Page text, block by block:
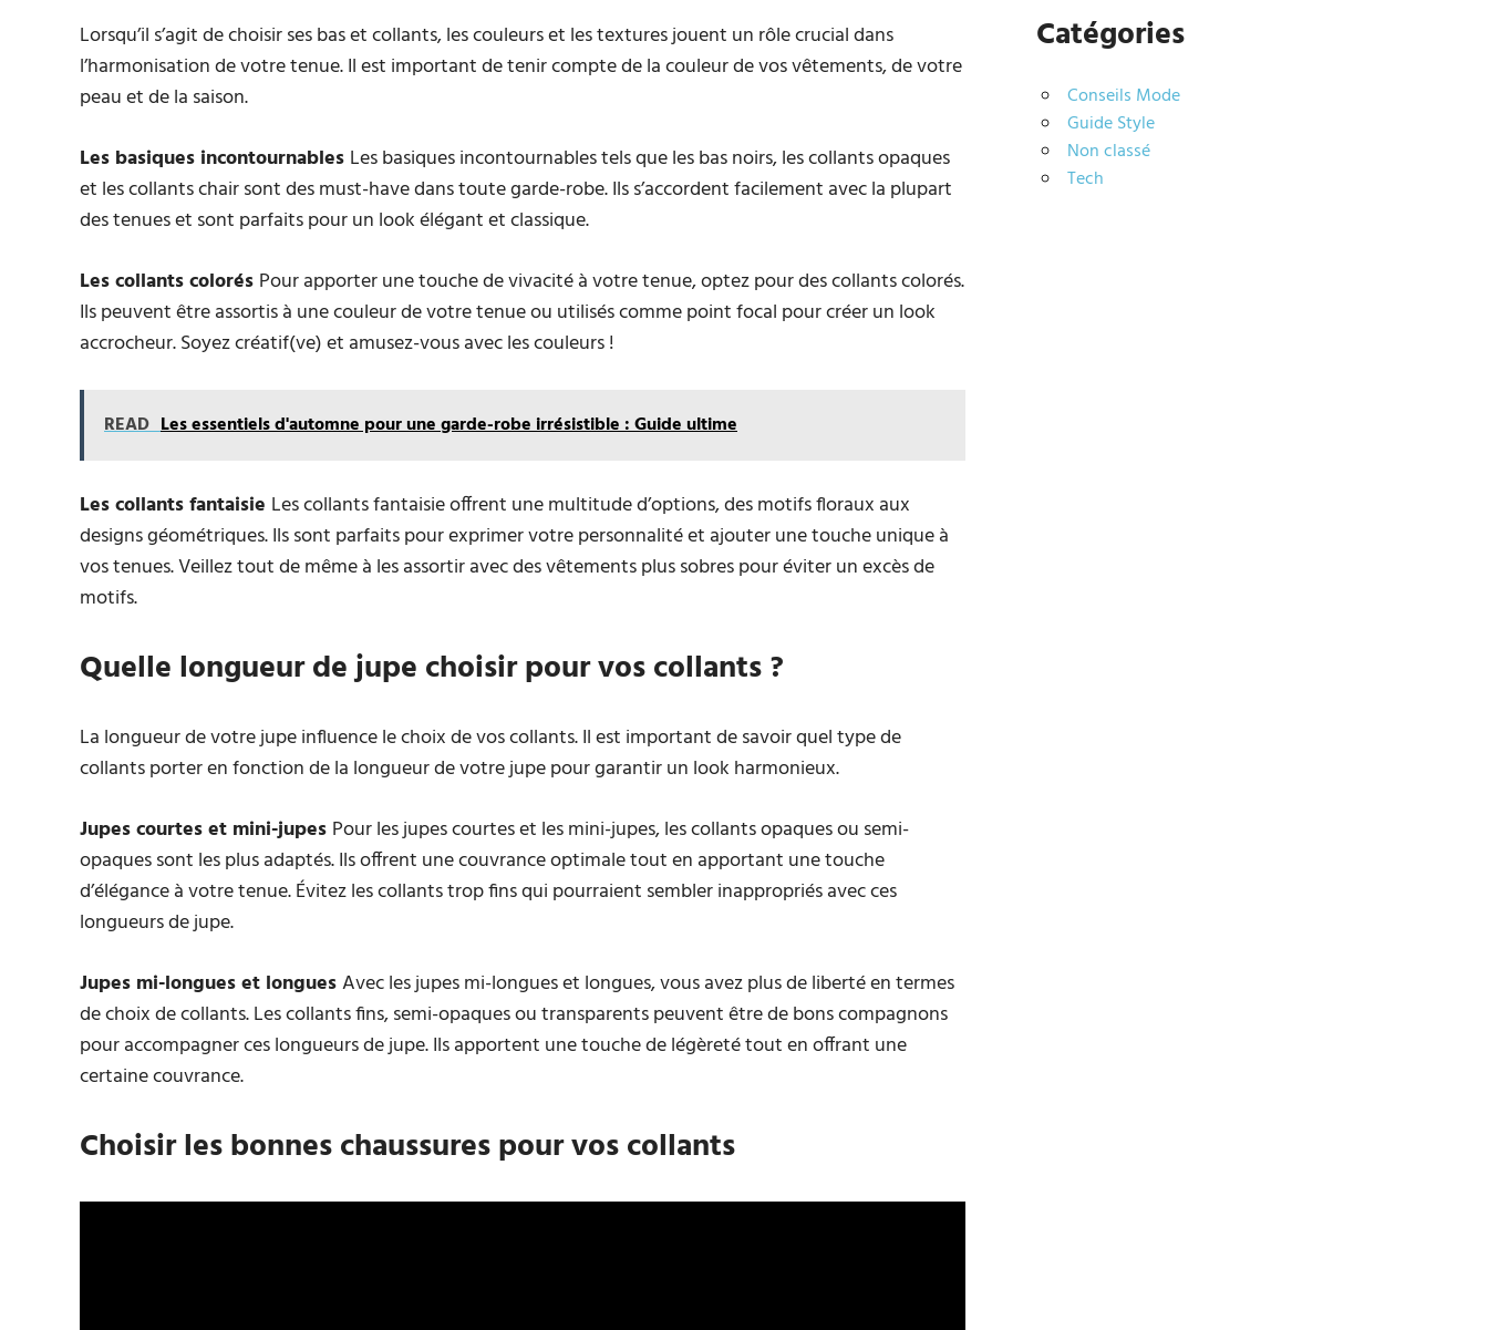
Lorsqu’il s’agit de choisir ses bas et collants, les couleurs et les textures jouent un rôle crucial dans
l’harmonisation de votre tenue. Il est important de tenir compte de la couleur de vos vêtements, de votre
peau et de la saison.
Les basiques incontournables Les basiques incontournables tels que les bas noirs, les collants opaques
et les collants chair sont des must-have dans toute garde-robe. Ils s’accordent facilement avec la plupart
des tenues et sont parfaits pour un look élégant et classique.
Les collants colorés Pour apporter une touche de vivacité à votre tenue, optez pour des collants colorés.
Ils peuvent être assortis à une couleur de votre tenue ou utilisés comme point focal pour créer un look
accrocheur. Soyez créatif(ve) et amusez-vous avec les couleurs !
READ Les essentiels d'automne pour une garde-robe irrésistible : Guide ultime
Les collants fantaisie Les collants fantaisie offrent une multitude d’options, des motifs floraux aux
designs géométriques. Ils sont parfaits pour exprimer votre personnalité et ajouter une touche unique à
vos tenues. Veillez tout de même à les assortir avec des vêtements plus sobres pour éviter un excès de
motifs.
Quelle longueur de jupe choisir pour vos collants ?
La longueur de votre jupe influence le choix de vos collants. Il est important de savoir quel type de
collants porter en fonction de la longueur de votre jupe pour garantir un look harmonieux.
Jupes courtes et mini-jupes Pour les jupes courtes et les mini-jupes, les collants opaques ou semi-
opaques sont les plus adaptés. Ils offrent une couvrance optimale tout en apportant une touche
d’élégance à votre tenue. Évitez les collants trop fins qui pourraient sembler inappropriés avec ces
longueurs de jupe.
Jupes mi-longues et longuesAvec les jupes mi-longues et longues, vous avez plus de liberté en termes
de choix de collants. Les collants fins, semi-opaques ou transparents peuvent être de bons compagnons
pour accompagner ces longueurs de jupe. Ils apportent une touche de légèreté tout en offrant une
certaine couvrance.
Choisir les bonnes chaussures pour vos collants
Catégories
Conseils Mode
Guide Style
Non classé
Tech